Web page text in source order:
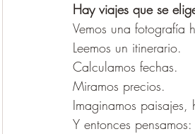
Hay viajes que se
Vemos una fotografía
Leemos un itinerario.
Calculamos fechas.
Miramos precios.
Imaginamos paisajes,
Y entonces